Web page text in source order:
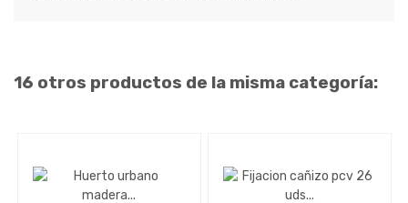
16 otros productos de la misma categoría: